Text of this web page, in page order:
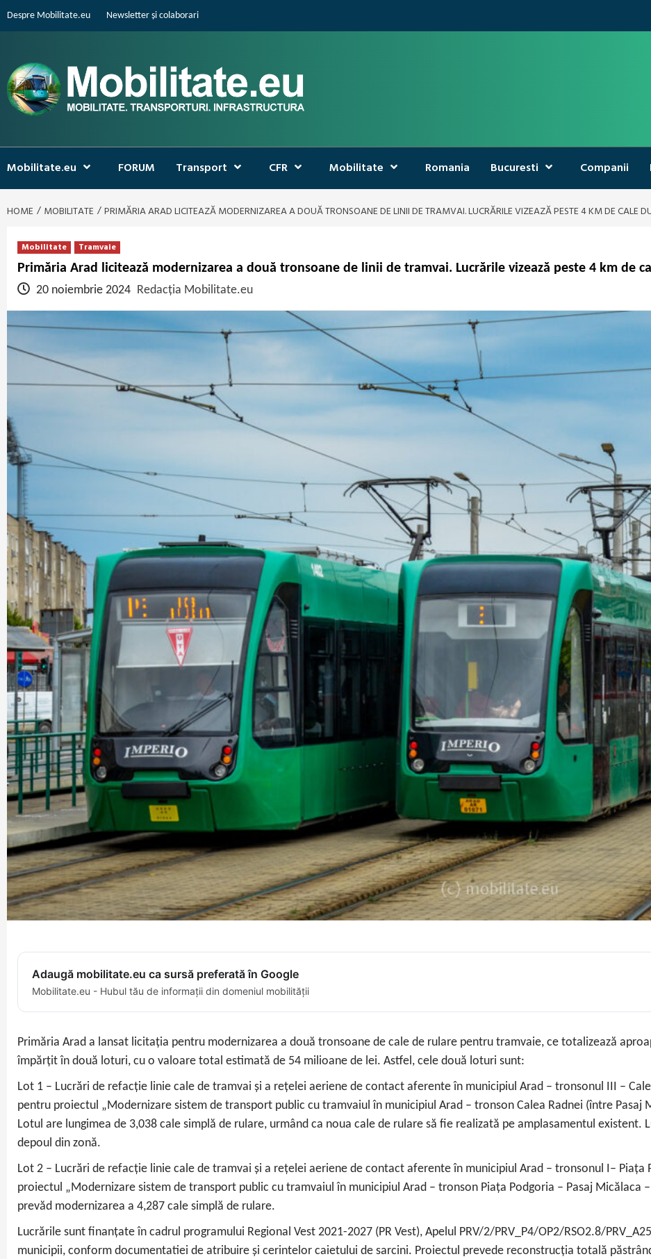
Despre Mobilitate.eu Newsletter și colaborari
Mobilitate.eu FORUM Transport CFR Mobilitate Romania Bucuresti Companii
HOME MOBILITATE PRIMĂRIA ARAD LICITEAZĂ MODERNIZAREA A DOUĂ TRONSOANE DE LINII DE TRAMVAI. LUCRĂRILE VIZEAZĂ PESTE 4 KM DE CALE
Mobilitate
Tramvaie
Primăria Arad licitează modernizarea a două tronsoane de linii de tramvai. Lucrările vizează peste 4 km de
20 noiembrie 2024 Redacția Mobilitate.eu
Adaugă mobilitate.eu ca sursă preferată în Google
Mobilitate.eu - Hubul tău de informații din domeniul mobilității
Primăria Arad a lansat licitația pentru modernizarea a două tronsoane de cale de rulare pentru tramvaie, ce totalizează
împărțit în două loturi, cu o valoare total estimată de 54 milioane de lei. Astfel, cele două loturi sunt:
Lot 1 – Lucrări de refacție linie cale de tramvai și a rețelei aeriene de contact aferente în municipiul Arad – tronsonul III –
pentru proiectul „Modernizare sistem de transport public cu tramvaiul în municipiul Arad – tronson Calea Radnei (între Pasaj
Lotul are lungimea de 3,038 cale simplă de rulare, urmând ca noua cale de rulare să fie realizată pe amplasamentul
depoul din zonă.
Lot 2 – Lucrări de refacție linie cale de tramvai și a rețelei aeriene de contact aferente în municipiul Arad – tronsonul I– Piața
proiectul „Modernizare sistem de transport public cu tramvaiul în municipiul Arad – tronson Piața Podgoria – Pasaj Micălaca
prevăd modernizarea a 4,287 cale simplă de rulare.
Lucrările sunt finanțate în cadrul programului Regional Vest 2021-2027 (PR Vest), Apelul PRV/2/PRV_P4/OP2/RSO2.8/
municipii, conform documentatiei de atribuire și cerintelor caietului de sarcini. Proiectul prevede reconstrucția totală